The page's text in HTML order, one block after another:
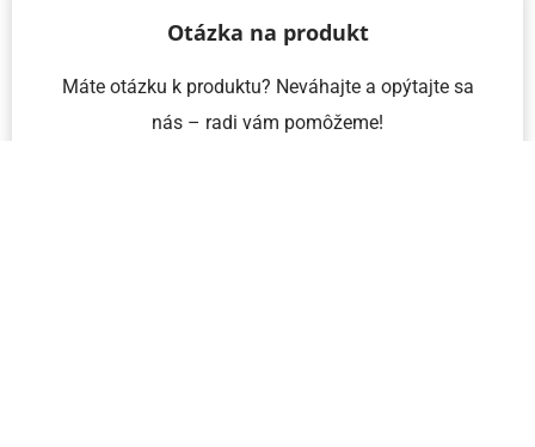
Otázka na produkt
Máte otázku k produktu? Neváhajte a opýtajte sa
nás – radi vám pomôžeme!